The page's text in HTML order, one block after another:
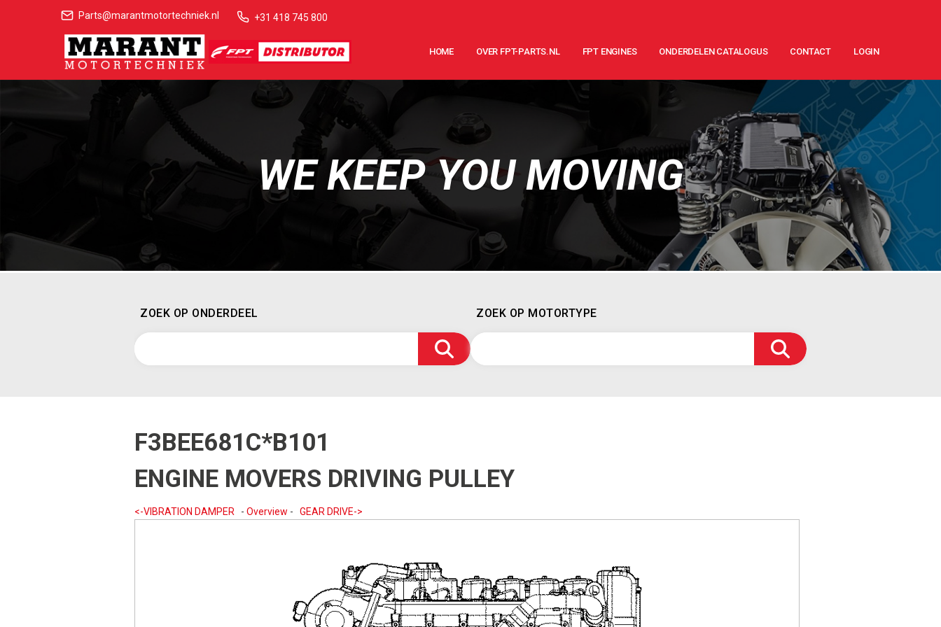
Parts@marantmotortechniek.nl +31 418 745 800
HOME OVER FPT-PARTS.NL FPT ENGINES ONDERDELEN CATALOGUS CONTACT LOGIN
WE KEEP YOU MOVING
ZOEK OP ONDERDEEL ZOEK OP MOTORTYPE
F3BEE681C*B101
ENGINE MOVERS DRIVING PULLEY
<-VIBRATION DAMPER - Overview - GEAR DRIVE->